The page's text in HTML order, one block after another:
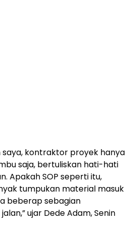
saya, kontraktor proyek hanya
saja, bertuliskan hati-hati
Apakah SOP seperti itu,
tumpukan material masuk
beberap sebagian
ujar Dede Adam, Senin